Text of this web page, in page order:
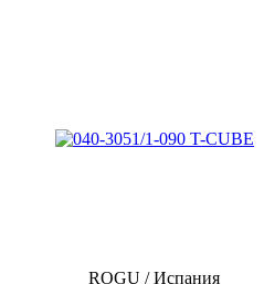
ROGU / Испания